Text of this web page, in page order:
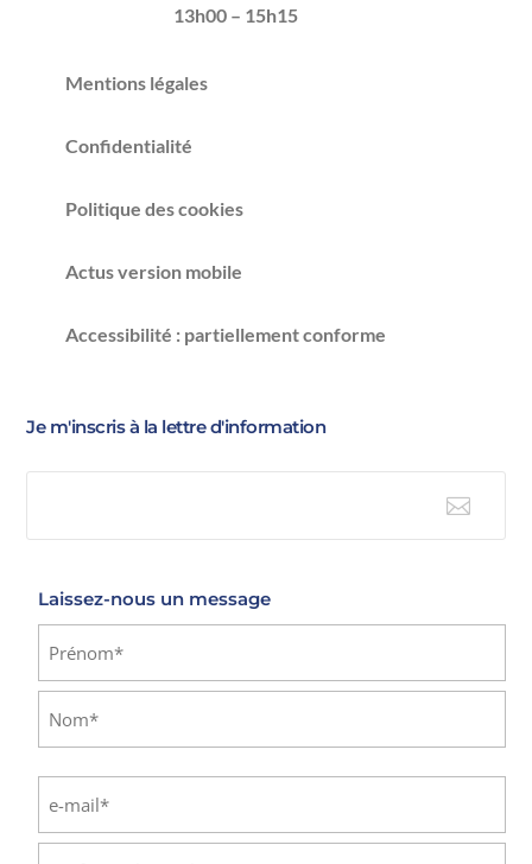
13h00 – 15h15
Mentions légales
Confidentialité
Politique des cookies
Actus version mobile
Accessibilité : partiellement conforme
Je m'inscris à la lettre d'information

Laissez-nous un message
Prénom
mail(Nécessaire)
Saisissez